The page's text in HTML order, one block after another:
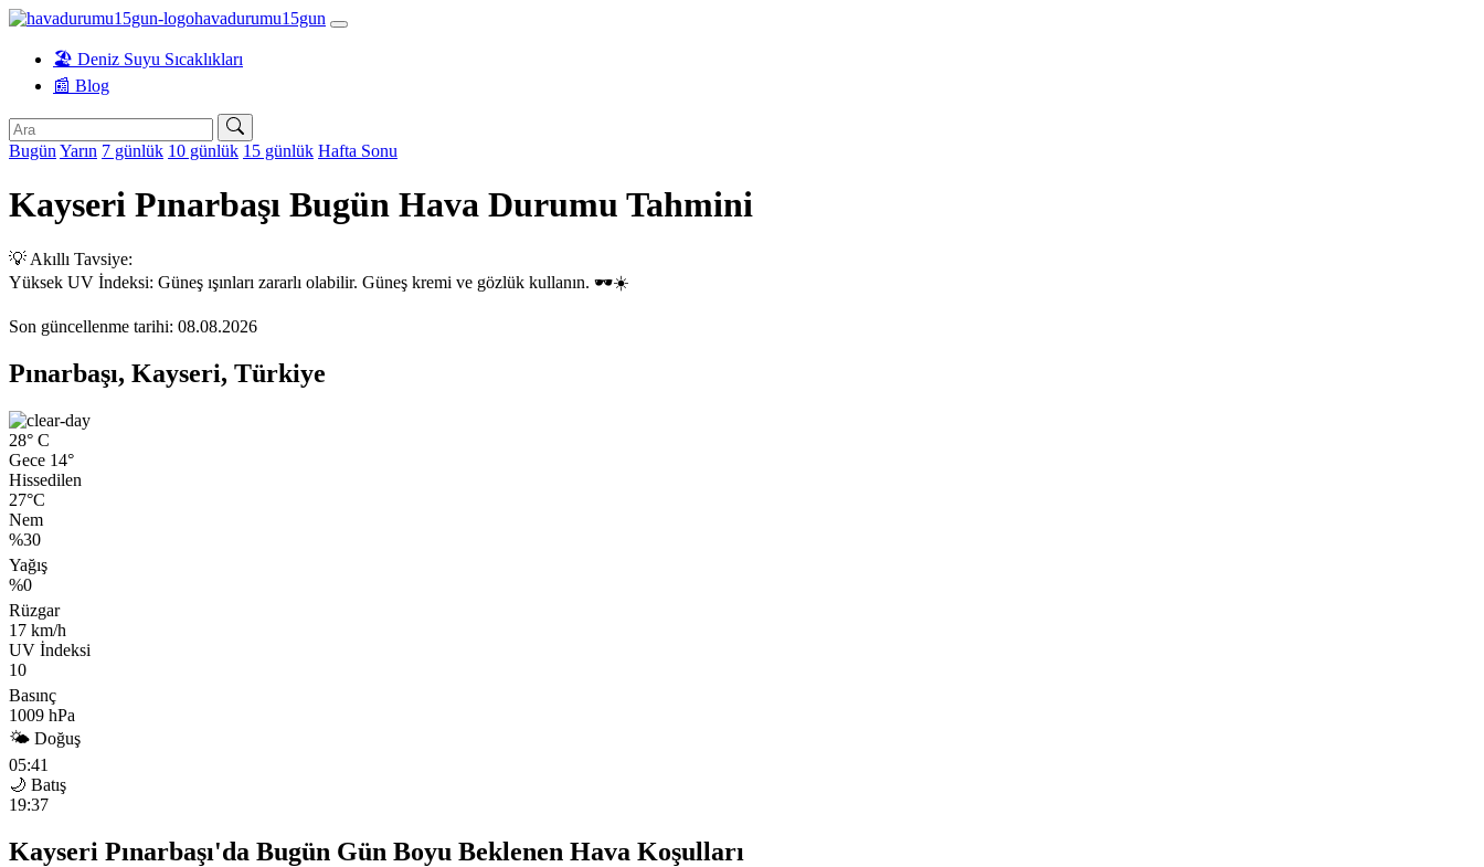
havadurumu15gun
🏖️ Deniz Suyu Sıcaklıkları
📰 Blog
Bugün Yarın 7 günlük 10 günlük 15 günlük Hafta Sonu
Kayseri Pınarbaşı Bugün Hava Durumu Tahmini
💡 Akıllı Tavsiye:
Yüksek UV İndeksi: Güneş ışınları zararlı olabilir. Güneş kremi ve gözlük kullanın. 🕶️☀️
Son güncellenme tarihi: 08.08.2026
Pınarbaşı, Kayseri, Türkiye
28° C
Gece 14°
Hissedilen
27°C
Nem
%30
Yağış
%0
Rüzgar
17 km/h
UV İndeksi
10
Basınç
1009 hPa
🌤 Doğuş
05:41
🌙 Batış
19:37
Kayseri Pınarbaşı'da Bugün Gün Boyu Beklenen Hava Koşulları